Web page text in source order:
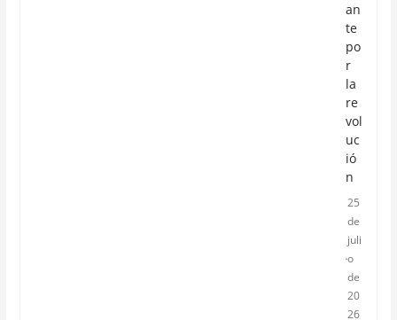
an
te
po
r
la
re
vol
uc
ió
n
25
de
juli
o
de
20
26